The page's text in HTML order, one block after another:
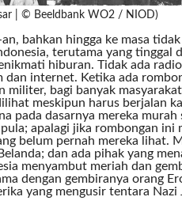
| © Beeldbank WO2 / NIOD)
bahkan hingga ke masa
terutama yang tinggal
hiburan. Tidak ada
dan internet. Ketika ada
militer, bagi banyak
meskipun harus berjalan
pada dasarnya mereka murah
apalagi jika rombongan ini
belum pernah mereka lihat.
dan ada pihak yang
menyambut meriah dan
dengan gembiranya orang
yang mengusir tentara Nazi